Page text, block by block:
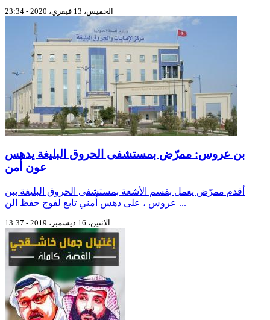
الخميس، 13 فيفري، 2020 - 23:34
بن عروس: ممرّض بمستشفى الحروق البليغة يدهس
عون أمن
أقدم ممرّض يعمل بقسم الأشعة بمستشفى الحروق البليغة ببن
عروس ، على دهس أمني تابع لفوج حفظ الن ...
الاثنين، 16 ديسمبر، 2019 - 13:37